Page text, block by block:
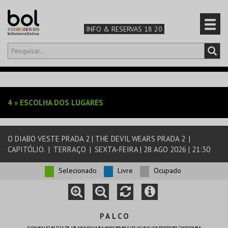
INFO & RESERVAS 18 20
Olá,iniciar sessão
TEATRO & ARTE
MÚSICA & FESTIVAIS
DESPORTO & AVENTURA
4 » ESCOLHA DOS LUGARES
O DIABO VESTE PRADA 2 | THE DEVIL WEARS PRADA 2 |
CAPITÓLIO. | TERRAÇO | SEXTA-FEIRA | 28 AGO 2026 | 21:30
Selecionado Livre Ocupado
P A L C O